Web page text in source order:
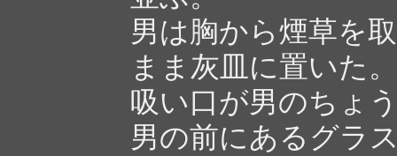
男は胸から煙草を
まま灰皿に置いた
吸い口が男のちょ
男の前にあるグラ